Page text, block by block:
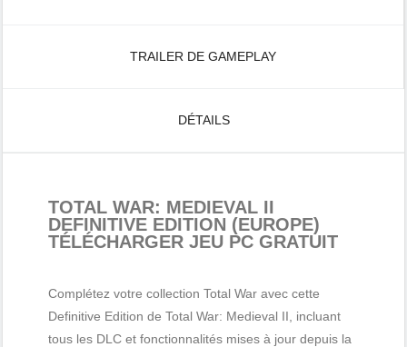
TRAILER DE GAMEPLAY
DÉTAILS
TOTAL WAR: MEDIEVAL II
DEFINITIVE EDITION (EUROPE)
TÉLÉCHARGER JEU PC GRATUIT
Complétez votre collection Total War avec cette
Definitive Edition de Total War: Medieval II, incluant
tous les DLC et fonctionnalités mises à jour depuis la